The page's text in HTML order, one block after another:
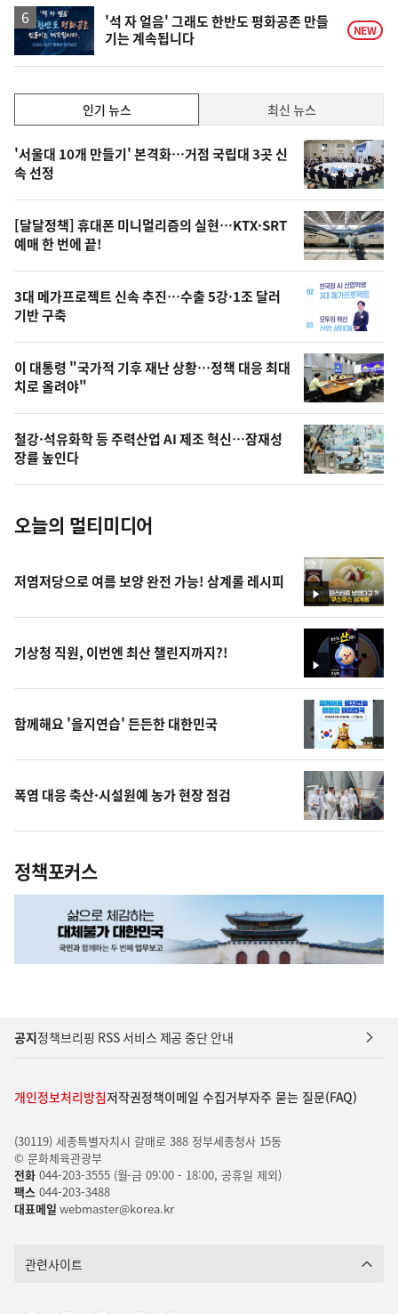
'석 자 얼음' 그래도 한반도 평화공존 만들
기는 계속됩니다
NEW
기,
최
신,
오
늘
의
영
상
오
늘
의
사
진
인기 뉴스 최신 뉴스
기
뉴
스
'서울대 10개 만들기' 본격화…거점 국립대 3곳 신
속 선정
[달달정책] 휴대폰 미니멀리즘의 실현…KTX·SRT
예매 한 번에 끝!
3대 메가프로젝트 신속 추진…수출 5강·1조 달러
기반 구축
이 대통령 "국가적 기후 재난 상황…정책 대응 최대
치로 올려야"
철강·석유화학 등 주력산업 AI 제조 혁신…잠재성
장률 높인다
오늘의 멀티미디어
영
상
저염저당으로 여름 보양 완전 가능! 삼계롤 레시피
영
상
기상청 직원, 이번엔 최산 챌린지까지?!
함께해요 '을지연습' 든든한 대한민국
폭염 대응 축산·시설원예 농가 현장 점검
정책포커스
공지정책브리핑 RSS 서비스 제공 중단 안내
개인정보처리방침저작권정책이메일 수집거부자주 묻는 질문(FAQ)
(30119) 세종특별자치시 갈매로 388 정부세종청사 15동
© 문화체육관광부
전화044-203-3555 (월-금 09:00 - 18:00, 공휴일 제외)
팩스044-203-3488
대표메일 webmaster@korea.kr
관련사이트